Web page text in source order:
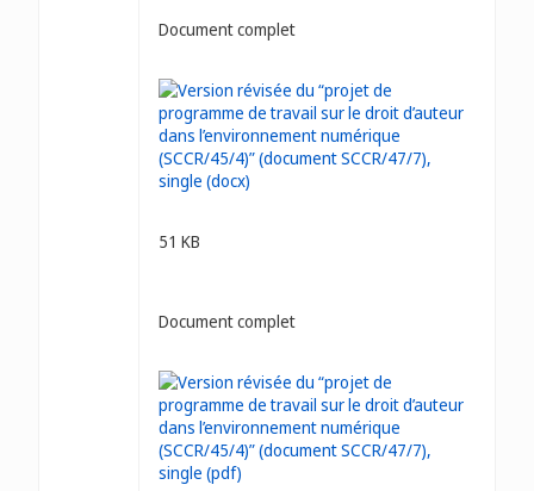
Document complet
51 KB
Document complet